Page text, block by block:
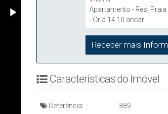
Características do Imóvel
Referência: 889